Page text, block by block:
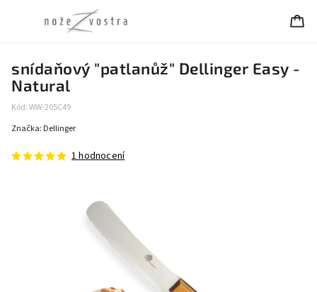
snídaňový "patlanůž" Dellinger Easy -
Natural
Kód:WW-205C49
1 hodnocení
Značka: Dellinger